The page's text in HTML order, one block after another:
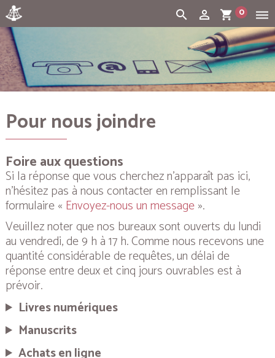
dehaze
shopping_cart 0
person_outline
search
Cart:
Pour nous joindre
Foire aux questions
Si la réponse que vous cherchez n’apparaît pas ici,
n’hésitez pas à nous contacter en remplissant le
formulaire « Envoyez-nous un message».
Veuillez noter que nos bureaux sont ouverts du lundi
au vendredi, de 9 h à 17 h. Comme nous recevons une
quantité considérable de requêtes, un délai de
réponse entre deux et cinq jours ouvrables est à
prévoir.
Livres numériques
Manuscrits
Achats en ligne